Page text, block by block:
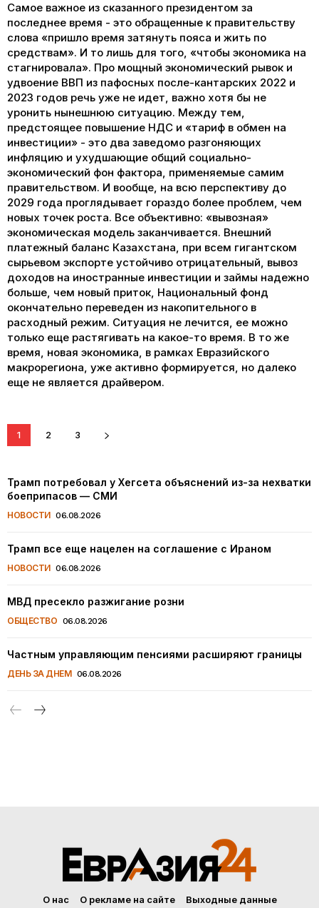
Самое важное из сказанного президентом за
последнее время - это обращенные к правительству
слова «пришло время затянуть пояса и жить по
средствам». И то лишь для того, «чтобы экономика на
стагнировала». Про мощный экономический рывок и
удвоение ВВП из пафосных после-кантарских 2022 и
2023 годов речь уже не идет, важно хотя бы не
уронить нынешнюю ситуацию. Между тем,
предстоящее повышение НДС и «тариф в обмен на
инвестиции» - это два заведомо разгоняющих
инфляцию и ухудшающие общий социально-
экономический фон фактора, применяемые самим
правительством. И вообще, на всю перспективу до
2029 года проглядывает гораздо более проблем, чем
новых точек роста. Все объективно: «вывозная»
экономическая модель заканчивается. Внешний
платежный баланс Казахстана, при всем гигантском
сырьевом экспорте устойчиво отрицательный, вывоз
доходов на иностранные инвестиции и займы надежно
больше, чем новый приток, Национальный фонд
окончательно переведен из накопительного в
расходный режим. Ситуация не лечится, ее можно
только еще растягивать на какое-то время. В то же
время, новая экономика, в рамках Евразийского
макрорегиона, уже активно формируется, но далеко
еще не является драйвером.
1 2 3
Трамп потребовал у Хегсета объяснений из-за нехватки
боеприпасов — СМИ
НОВОСТИ 06.08.2026
Трамп все еще нацелен на соглашение с Ираном
НОВОСТИ 06.08.2026
МВД пресекло разжигание розни
ОБЩЕСТВО 06.08.2026
Частным управляющим пенсиями расширяют границы
ДЕНЬ ЗА ДНЕМ 06.08.2026
О нас О рекламе на сайте Выходные данные